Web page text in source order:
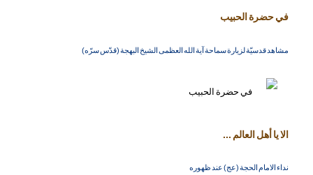
في حضرة الحبيب
مشاهد قدسيّة لزيارة سماحة آية الله العظمى الشيخ البهجة (قدّس سرّه)
الا يا أهل العالم ...
نداء الامام الحجة (عج) عند ظهوره